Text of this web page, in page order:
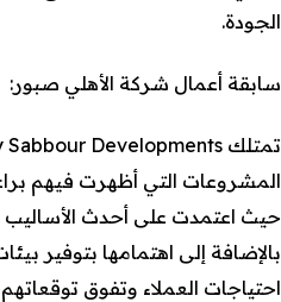
الجودة.
سابقة أعمال شركة الأهلي صبور:
المشروعات التي أظهرت فيهم
حيث اعتمدت على أحدث الأساليب
بالإضافة إلى اهتمامها بتوفير
احتياجات العملاء وتفوق توقعاتهم،